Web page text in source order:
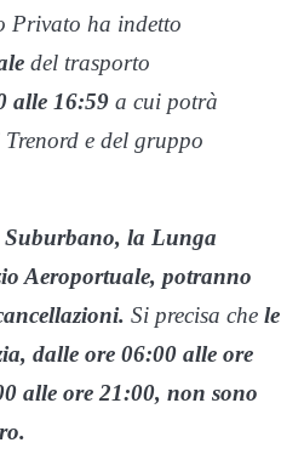
Privato ha indetto
del trasporto
alle 16:59 a cui potrà
e del gruppo
Suburbano, la Lunga
Aeroportuale, potranno
Si precisa che le
dalle ore 06:00 alle ore
alle ore 21:00, non sono